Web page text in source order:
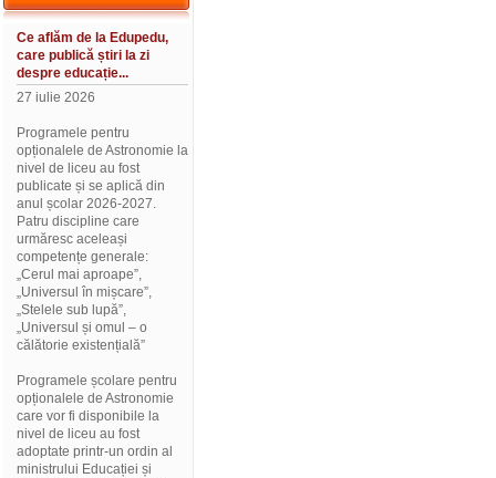
Ce aflăm de la Edupedu,
care publică știri la zi
despre educație...
27 iulie 2026
Programele pentru
opționalele de Astronomie la
nivel de liceu au fost
publicate și se aplică din
anul școlar 2026-2027.
Patru discipline care
urmăresc aceleași
competențe generale:
„Cerul mai aproape”,
„Universul în mișcare”,
„Stelele sub lupă”,
„Universul și omul – o
călătorie existențială”
Programele școlare pentru
opționalele de Astronomie
care vor fi disponibile la
nivel de liceu au fost
adoptate printr-un ordin al
ministrului Educației și